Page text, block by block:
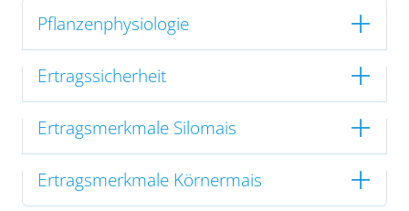
Pflanzenphysiologie
Ertragssicherheit
Ertragsmerkmale Silomais
Ertragsmerkmale Körnermais